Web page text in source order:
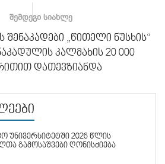
ᲨᲔᲛᲓᲔᲒᲘ ᲡᲘᲐᲮᲚᲔ
შენაკადები „წითელი ნუსხის“
კალმახის 20 000
დათევზიანდა
უნივერსიტეტში 2026 წლის
გამოსაშვები ღონისძიება